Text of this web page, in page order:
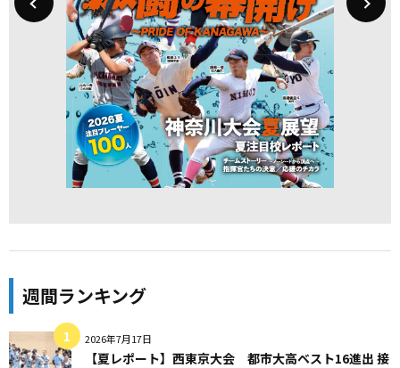
週間ランキング
2026年7月17日
【夏レポート】西東京大会 都市大高ベスト16進出 接